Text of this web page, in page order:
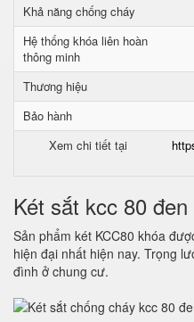
Khả năng chống cháy
Hệ thống khóa liên hoàn
thông minh
Thương hiệu
Bảo hành
Xem chi tiết tại
Két sắt kcc 80
Sản phẩm két KCC80 khóa
hiện đại nhất hiện nay. Trọng
đình ở chung cư.